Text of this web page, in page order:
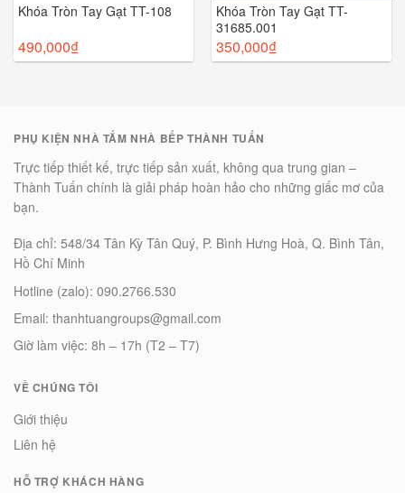
Khóa Tròn Tay Gạt TT-108
490,000₫
Khóa Tròn Tay Gạt TT-
31685.001
350,000₫
PHỤ KIỆN NHÀ TẮM NHÀ BẾP THÀNH TUẤN
Trực tiếp thiết kế, trực tiếp sản xuất, không qua trung gian –
Thành Tuấn chính là giải pháp hoàn hảo cho những giấc mơ của
bạn.
Địa chỉ: 548/34 Tân Kỳ Tân Quý, P. Bình Hưng Hoà, Q. Bình Tân,
Hồ Chí Minh
Hotline (zalo): 090.2766.530
Email: thanhtuangroups@gmail.com
Giờ làm việc: 8h – 17h (T2 – T7)
VỀ CHÚNG TÔI
Giới thiệu
Liên hệ
HỖ TRỢ KHÁCH HÀNG